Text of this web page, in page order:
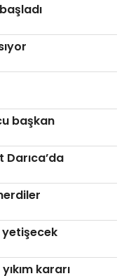
başkan
yetişecek
kararı